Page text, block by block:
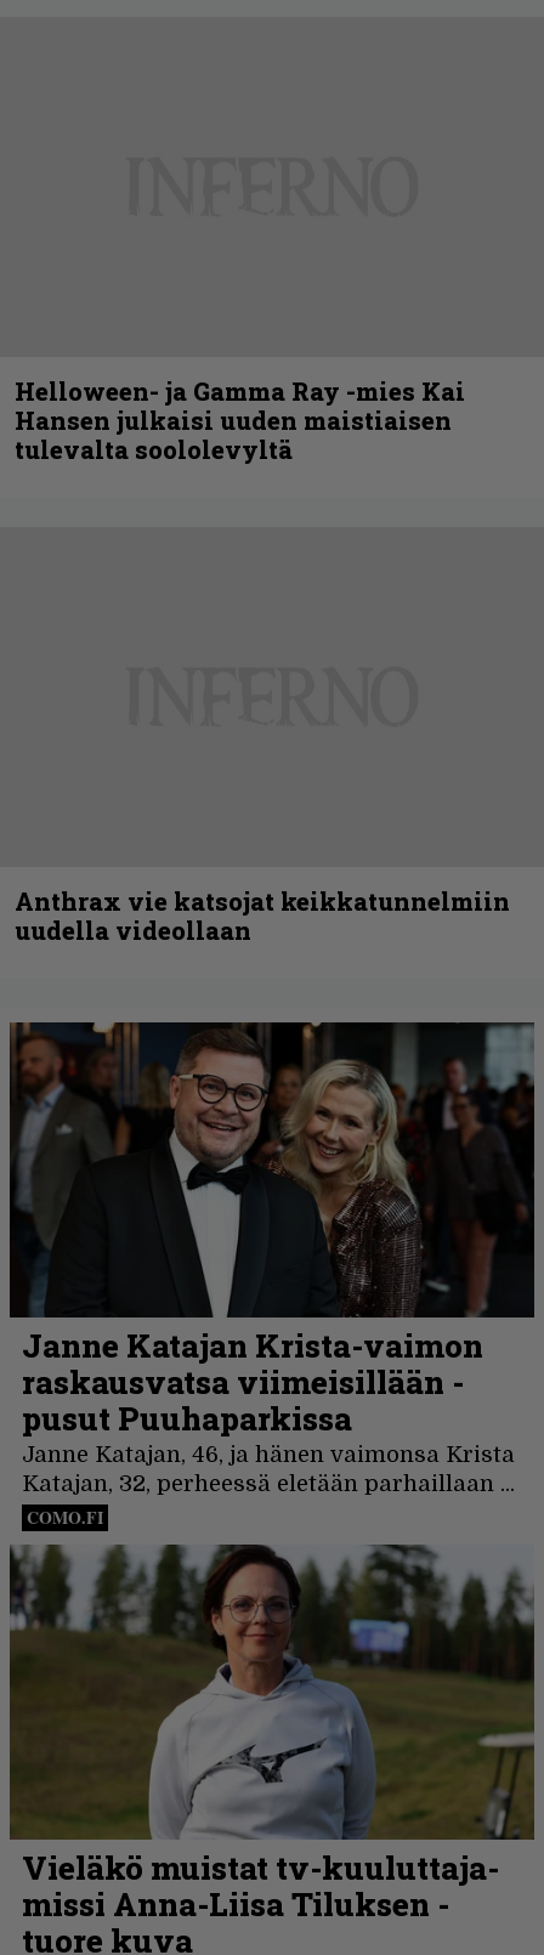
Helloween- ja Gamma Ray -mies Kai
Hansen julkaisi uuden maistiaisen
tulevalta soololevyltä
Anthrax vie katsojat keikkatunnelmiin
uudella videollaan